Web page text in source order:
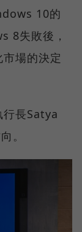
10的
8失敗後，
場的決定
行長Satya
。